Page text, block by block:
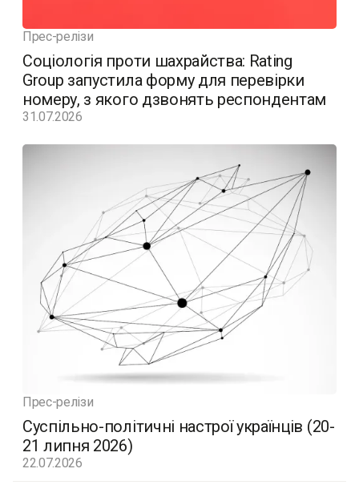
Прес-релізи
Соціологія проти шахрайства: Rating
Group запустила форму для перевірки
номеру, з якого дзвонять респондентам
31.07.2026
Прес-релізи
Суспільно-політичні настрої українців (20-
21 липня 2026)
22.07.2026